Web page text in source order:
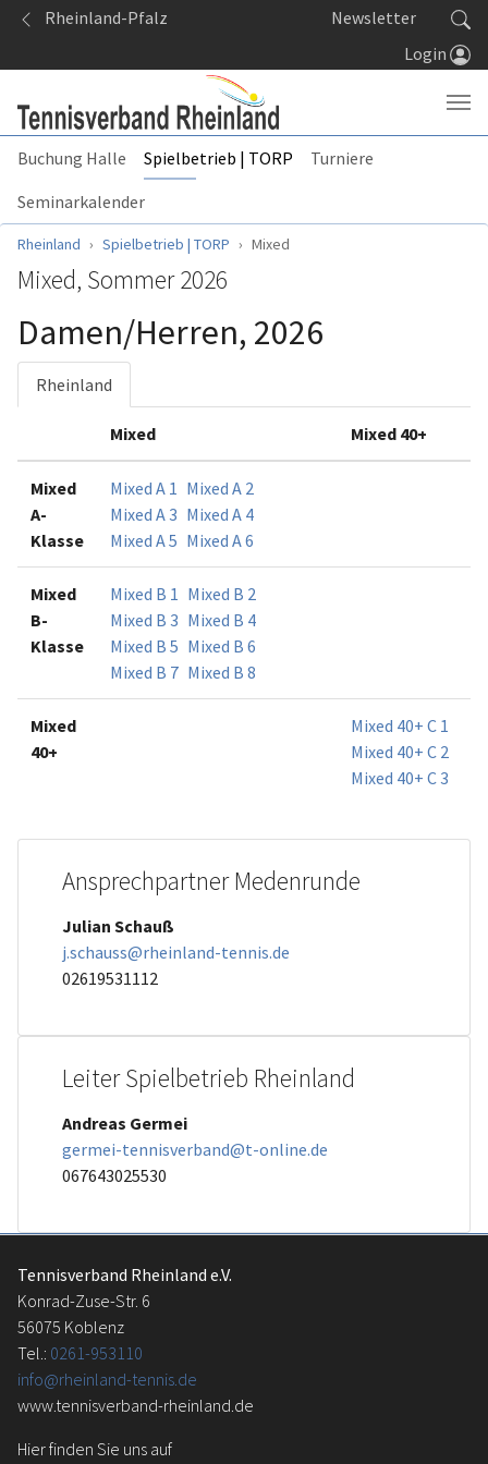
Springe zum Seiteninhalt
Rheinland-Pfalz
Newsletter
Login
Buchung Halle Spielbetrieb | TORP
Turniere
Seminarkalender
Sie sind hier:
Rheinland Spielbetrieb | TORP Mixed
Mixed, Sommer 2026
Damen/Herren, 2026
Rheinland
Mixed Mixed 40+
Mixed
A-
Klasse
Mixed A 1 Mixed A 2
Mixed A 3 Mixed A 4
Mixed A 5 Mixed A 6
Mixed
B-
Klasse
Mixed B 1 Mixed B 2
Mixed B 3 Mixed B 4
Mixed B 5 Mixed B 6
Mixed B 7 Mixed B 8
Mixed
40+
Mixed 40+ C 1
Mixed 40+ C 2
Mixed 40+ C 3
Ansprechpartner Medenrunde
Julian Schauß
j.schauss@rheinland-tennis.de
02619531112
Leiter Spielbetrieb Rheinland
Andreas Germei
germei-tennisverband@t-online.de
067643025530
Tennisverband Rheinland e.V.
Konrad-Zuse-Str. 6
56075 Koblenz
Tel.: 0261-953110
info@rheinland-tennis.de
www.tennisverband-rheinland.de
Hier finden Sie uns auf